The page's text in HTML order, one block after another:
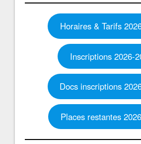
Horaires & Tarifs
Inscriptions 2026-
Docs inscriptions
Places restantes